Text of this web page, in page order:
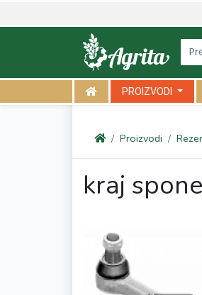
PROIZVODI
Proizvodi
kraj